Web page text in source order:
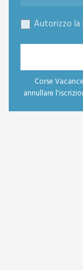
Autorizzo la
Corse
annullare